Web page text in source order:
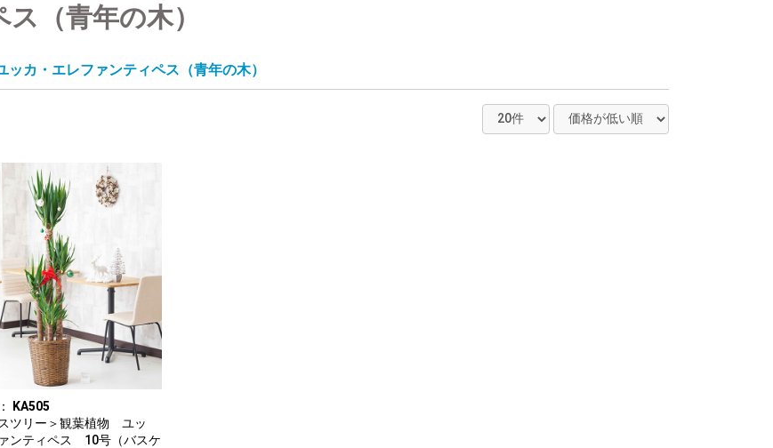
（青年の木）
ッカ・エレファンティペス（青年の木）
KA505
ツリー＞観葉植物 ユッ
ンティペス 10号（バスケ